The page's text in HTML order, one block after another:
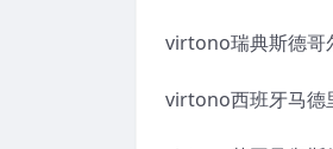
virtono瑞典斯德哥
virtono西班牙马德